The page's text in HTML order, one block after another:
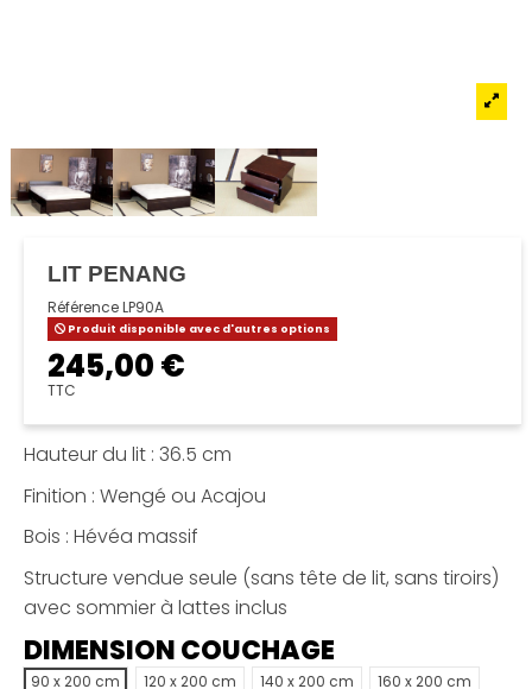
LIT PENANG
RéférenceLP90A
Produit disponible avec d'autres options
245,00 €
TTC
Hauteur du lit : 36.5 cm
Finition : Wengé ou Acajou
Bois : Hévéa massif
Structure vendue seule (sans tête de lit, sans tiroirs)
avec sommier à lattes inclus
DIMENSION COUCHAGE
90 x 200 cm 120 x 200 cm 140 x 200 cm
160 x 200 cm